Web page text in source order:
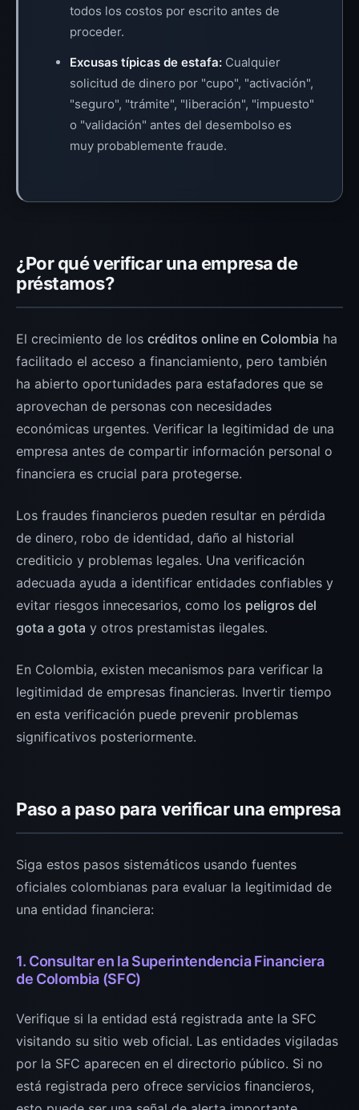
todos los costos por escrito antes de
proceder.
Excusas típicas de estafa: Cualquier
solicitud de dinero por "cupo", "activación",
"seguro", "trámite", "liberación", "impuesto"
o "validación" antes del desembolso es
muy probablemente fraude.
¿Por qué verificar una empresa de
préstamos?
El crecimiento de los créditos online en Colombia ha
facilitado el acceso a financiamiento, pero también
ha abierto oportunidades para estafadores que se
aprovechan de personas con necesidades
económicas urgentes. Verificar la legitimidad de una
empresa antes de compartir información personal o
financiera es crucial para protegerse.
Los fraudes financieros pueden resultar en pérdida
de dinero, robo de identidad, daño al historial
crediticio y problemas legales. Una verificación
adecuada ayuda a identificar entidades confiables y
evitar riesgos innecesarios, como los peligros del
gota a gota y otros prestamistas ilegales.
En Colombia, existen mecanismos para verificar la
legitimidad de empresas financieras. Invertir tiempo
en esta verificación puede prevenir problemas
significativos posteriormente.
Paso a paso para verificar una empresa
Siga estos pasos sistemáticos usando fuentes
oficiales colombianas para evaluar la legitimidad de
una entidad financiera:
1. Consultar en la Superintendencia Financiera
de Colombia (SFC)
Verifique si la entidad está registrada ante la SFC
visitando su sitio web oficial. Las entidades vigiladas
por la SFC aparecen en el directorio público. Si no
está registrada pero ofrece servicios financieros,